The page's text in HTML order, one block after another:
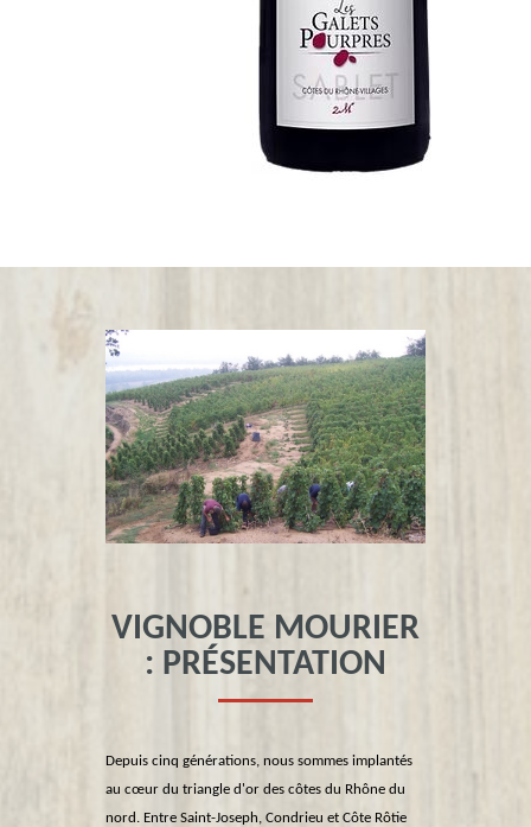
VIGNOBLE MOURIER
: PRÉSENTATION
Depuis cinq générations, nous sommes implantés
au cœur du triangle d'or des côtes du Rhône du
nord. Entre Saint-Joseph, Condrieu et Côte Rôtie